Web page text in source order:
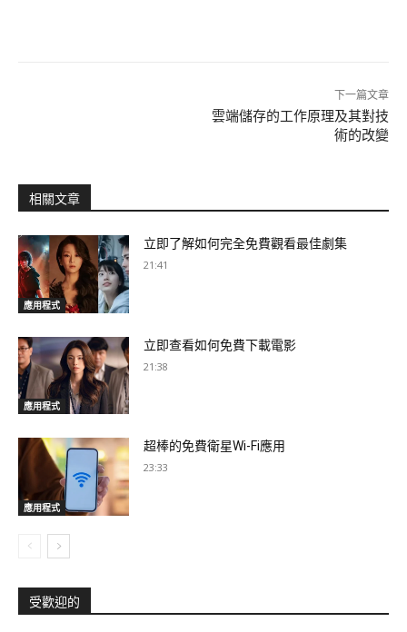
下一篇文章
雲端儲存的工作原理及其對技
術的改變
相關文章
應用程式
立即了解如何完全免費觀看最佳劇集
21:41
應用程式
立即查看如何免費下載電影
21:38
應用程式
超棒的免費衛星Wi-Fi應用
23:33
受歡迎的